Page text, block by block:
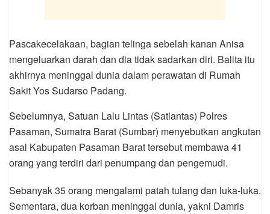
Pascakecelakaan, bagian telinga sebelah kanan Anisa
mengeluarkan darah dan dia tidak sadarkan diri. Balita itu
akhirnya meninggal dunia dalam perawatan di Rumah
Sakit Yos Sudarso Padang.
Sebelumnya, Satuan Lalu Lintas (Satlantas) Polres
Pasaman, Sumatra Barat (Sumbar) menyebutkan angkutan
asal Kabupaten Pasaman Barat tersebut membawa 41
orang yang terdiri dari penumpang dan pengemudi.
Sebanyak 35 orang mengalami patah tulang dan luka-luka.
Sementara, dua korban meninggal dunia, yakni Damris